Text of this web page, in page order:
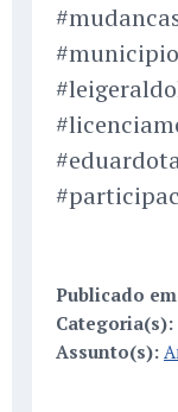
Publicado
Categoria(s):
Assunto(s):